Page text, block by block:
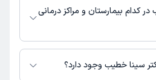
کدام بیمارستان و مراکز درمانی
سینا خطیب در مراکز درمانی در دسترس
سینا خطیب وجود دارد؟